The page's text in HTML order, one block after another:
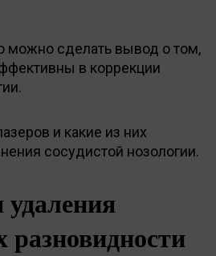
можно сделать вывод о том,
в коррекции
и какие из них
сосудистой нозологии.
разновидности